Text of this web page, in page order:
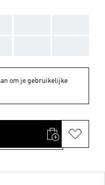
om je gebruikelijke